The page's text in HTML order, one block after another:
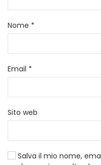
Nome *
Email *
Sito web
Salva il mio nome,